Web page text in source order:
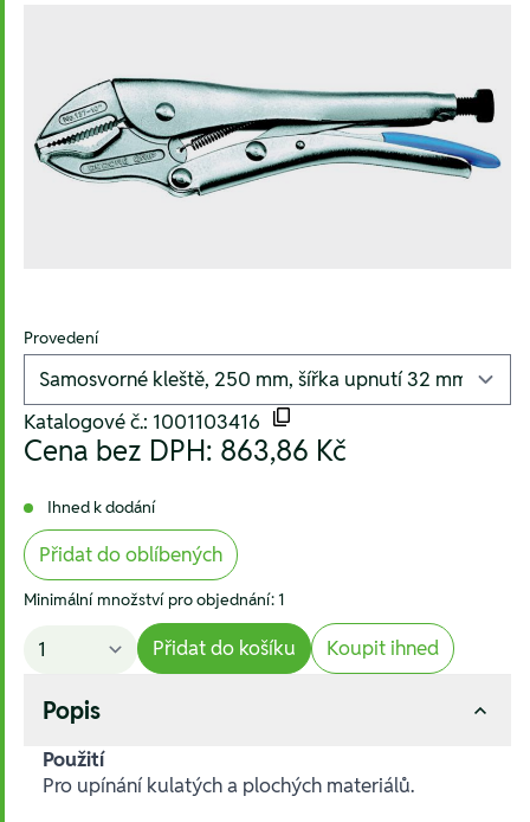
Provedení
Katalogové č.: 1001103416
Cena bez DPH: 863,86 Kč
Ihned k dodání
Přidat do oblíbených
Minimální množství pro objednání: 1
Přidat do košíku Koupit ihned
Popis
Použití
Pro upínání kulatých a plochých materiálů.